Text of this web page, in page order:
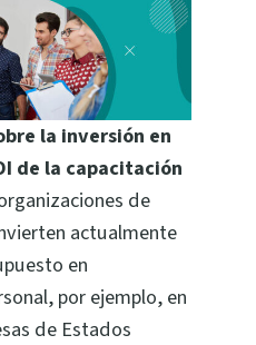
la inversión en
de la capacitación
de
actualmente
en
por ejemplo, en
de Estados